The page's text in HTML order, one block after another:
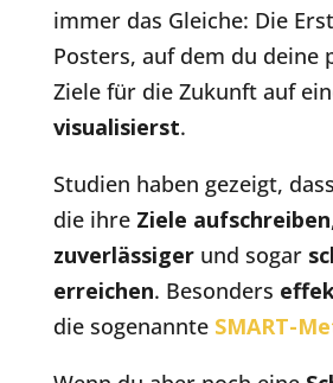
immer das Gleiche: Die
Posters, auf dem du deine
Ziele für die Zukunft auf
visualisierst.
Studien haben gezeigt,
die ihre Ziele aufschreiben
zuverlässigerund sogar
erreichen. Besonders
die sogenannte SMART-